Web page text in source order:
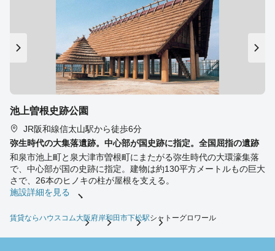
池上曽根史跡公園
JR阪和線信太山駅から徒歩6分
弥生時代の大集落遺跡。中心部が国史跡に指定。全国屈指の遺跡
和泉市池上町と泉大津市曽根町にまたがる弥生時代の大環濠集落
で、中心部が国の史跡に指定。建物は約130平方メートルもの巨大
さで、26本のヒノキの柱が屋根を支える。
施設詳細を見る
賃貸ならハウスコム大阪府岸和田市下松駅シャトーグロワール